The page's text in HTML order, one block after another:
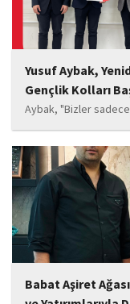
Yusuf Aybak,
Gençlik Kolları
Aybak, "Bizler
ve manevi değerleri
yanında olacağız.
da güçlendirecek
Babat Aşiret